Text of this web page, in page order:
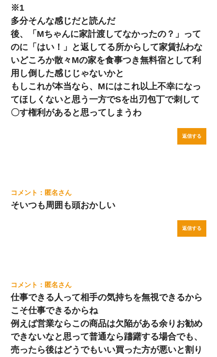
※1
多分そんな感じだと読んだ
後、「Mちゃんに家計渡してなかったの？」って
のに「はい！」と返してる所からして家賃払わな
いどころか散々Mの家を食事つき無料宿として利
用し倒した感じじゃないかと
もしこれが本当なら、Mにはこれ以上不幸になっ
てほしくないと思う一方でSを出刃包丁で刺して
〇す権利があると思ってしまうわ
返信する
匿名
そいつも周囲も頭おかしい
返信する
匿名
仕事できる人って相手の気持ちを無視できるから
こそ仕事できるからね
例えば営業ならこの商品は欠陥がある余りお勧め
できないなと思って普通なら躊躇する場合でも、
売ったら後はどうでもいい買った方が悪いと割り